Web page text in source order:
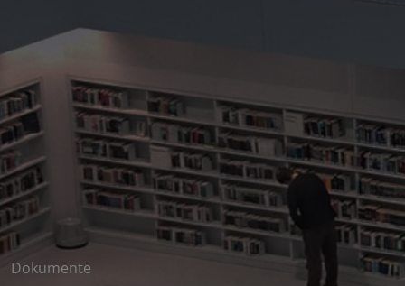
Dokumente